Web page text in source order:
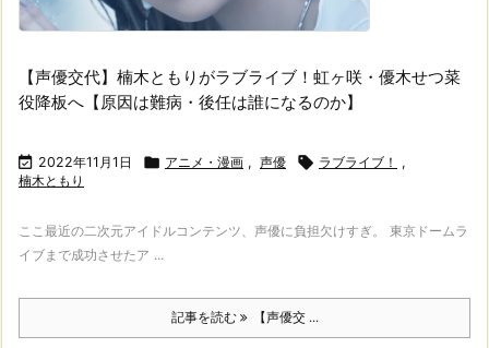
【声優交代】楠木ともりがラブライブ！虹ヶ咲・優木せつ菜
役降板へ【原因は難病・後任は誰になるのか】
 2022年11月1日  アニメ・漫画 , 声優  ラブライブ！
,
楠木ともり
ここ最近の二次元アイドルコンテンツ、声優に負担欠けすぎ。 東京ドームラ
イブまで成功させたア ...
記事を読む 【声優交 ...